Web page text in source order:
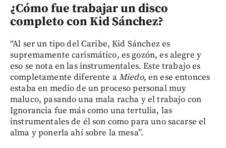
¿Cómo fue trabajar un disco
completo con Kid Sánchez?
“Al ser un tipo del Caribe, Kid Sánchez es
supremamente carismático, es gozón, es alegre y
eso se nota en las instrumentales. Este trabajo es
completamente diferente aMiedo, en ese entonces
estaba en medio de un proceso personal muy
maluco, pasando una mala racha y el trabajo con
Ignorancia fue más como una tertulia, las
instrumentales de él son como para uno sacarse el
alma y ponerla ahí sobre la mesa”.